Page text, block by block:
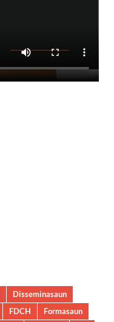
Disseminasaun
FDCH Formasaun